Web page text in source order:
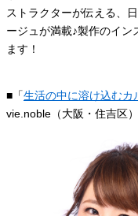
ストラクターが伝える、
ージュが満載♪製作のイン
ます！
■「生活の中に溶け込むカ
vie.noble（大阪・住吉区）